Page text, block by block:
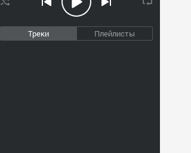
Треки Плейлисты